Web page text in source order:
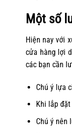
Một số
Hiện nay với
cửa hàng lợi
các bạn cần
Chú ý lựa
Khi lắp
Chú ý nên